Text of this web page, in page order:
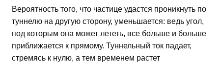
Вероятность того, что частице удастся проникнуть по
туннелю на другую сторону, уменьшается: ведь угол,
под которым она может лететь, все больше и больше
приближается к прямому. Туннельный ток падает,
стремясь к нулю, а тем временем растет